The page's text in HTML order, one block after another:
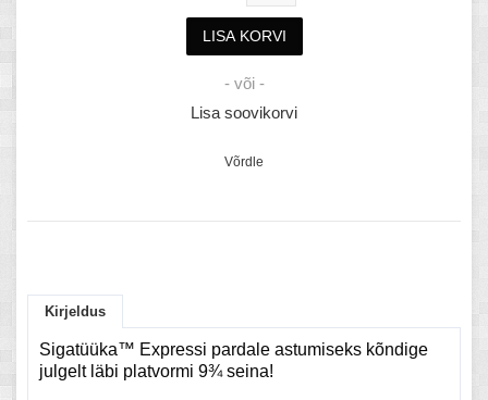
- või -
Lisa soovikorvi
Võrdle
Kirjeldus
Sigatüüka™ Expressi pardale astumiseks kõndige
julgelt läbi platvormi 9¾ seina!